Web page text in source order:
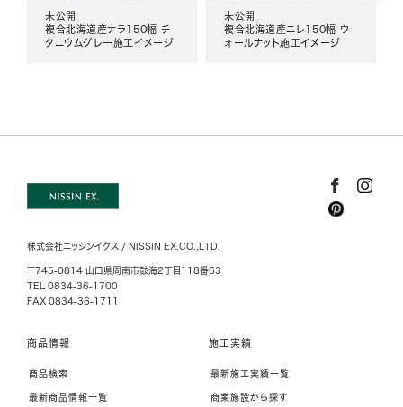
未公開
複合北海道産ナラ150幅 チ
タニウムグレー施工イメージ
未公開
複合北海道産ニレ150幅 ウ
ォールナット施工イメージ
株式会社ニッシンイクス / NISSIN EX.CO.,LTD.
〒745-0814 山口県周南市鼓海2丁目118番63
TEL 0834-36-1700
FAX 0834-36-1711
商品情報
商品検索
最新商品情報一覧
施工実績
最新施工実績一覧
商業施設から探す